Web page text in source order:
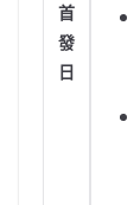
首
發
日